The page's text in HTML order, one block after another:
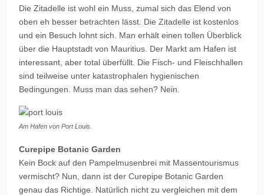
Die Zitadelle ist wohl ein Muss, zumal sich das Elend von
oben eh besser betrachten lässt. Die Zitadelle ist kostenlos
und ein Besuch lohnt sich. Man erhält einen tollen Überblick
über die Hauptstadt von Mauritius. Der Markt am Hafen ist
interessant, aber total überfüllt. Die Fisch- und Fleischhallen
sind teilweise unter katastrophalen hygienischen
Bedingungen. Muss man das sehen? Nein.
Am Hafen von Port Louis.
Curepipe Botanic Garden
Kein Bock auf den Pampelmusenbrei mit Massentourismus
vermischt? Nun, dann ist der Curepipe Botanic Garden
genau das Richtige. Natürlich nicht zu vergleichen mit dem